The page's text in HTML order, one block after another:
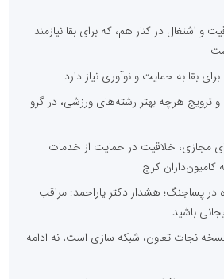
اشتغال در کنار هم، که برای بقا نیازمند
بقا به حمایت و نوآوری نیاز دارد
هرچه بهتر رشته‌های ورزشی، در گرو
مجازی، خلاقیت در حمایت از خدمات
کامیون‌داران کرج
پساجنگ؛ هشدار دکتر یاراحمد: مراقب
باشید
نجات تعاون، شبکه سازی است، نه ادامه